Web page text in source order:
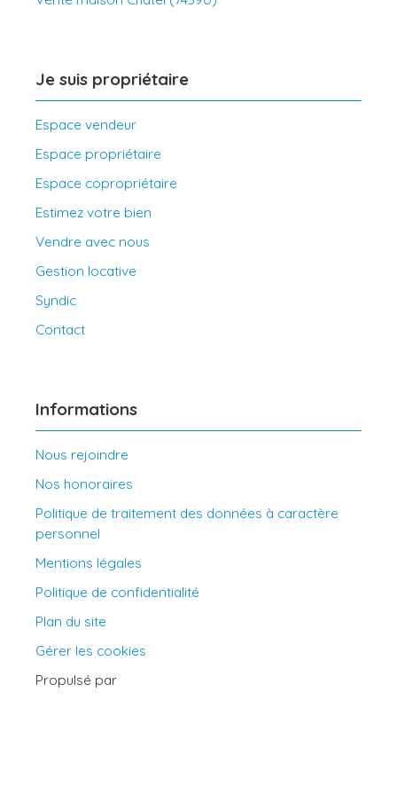
Je suis propriétaire
Espace vendeur
Espace propriétaire
Espace copropriétaire
Estimez votre bien
Vendre avec nous
Gestion locative
Syndic
Contact
Informations
Nous rejoindre
Nos honoraires
Politique de traitement des données à caractère
personnel
Mentions légales
Politique de confidentialité
Plan du site
Gérer les cookies
Propulsé par